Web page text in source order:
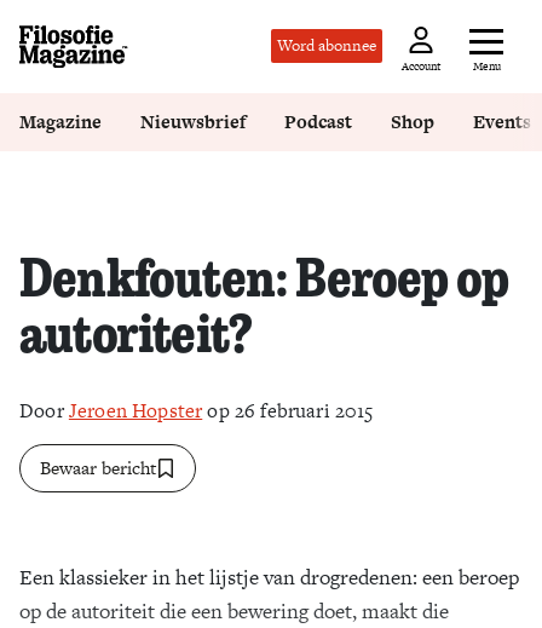
Word abonnee
Account Menu
Zoek
Magazine Nieuwsbrief Podcast Shop Events
Denkfouten: Beroep op
autoriteit?
DoorJeroen Hopsterop 26 februari 2015
Bewaar bericht
Een klassieker in het lijstje van drogredenen: een beroep
op de autoriteit die een bewering doet, maakt die